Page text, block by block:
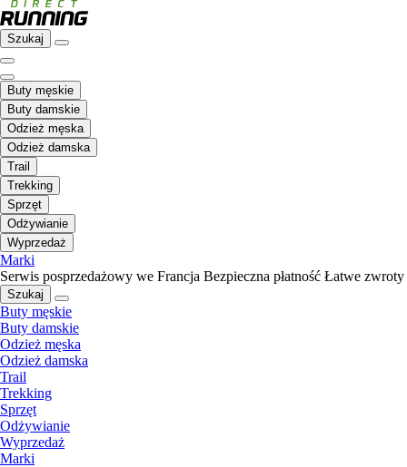
Szukaj
Buty męskie
Buty damskie
Odzież męska
Odzież damska
Trail
Trekking
Sprzęt
Odżywianie
Wyprzedaż
Marki
Serwis posprzedażowy we Francja Bezpieczna płatność Łatwe zwroty
Szukaj
Buty męskie
Buty damskie
Odzież męska
Odzież damska
Trail
Trekking
Sprzęt
Odżywianie
Wyprzedaż
Marki